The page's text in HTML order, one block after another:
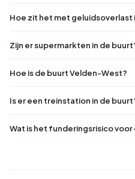
Hoe zit het met geluidsoverlast
Zijn er supermarkten in de
Hoe is de buurt Velden-West?
Is er een treinstation in de
Wat is het funderingsrisico